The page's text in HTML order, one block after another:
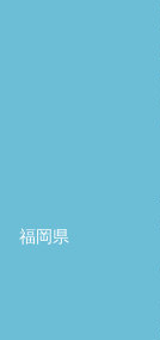
福岡県